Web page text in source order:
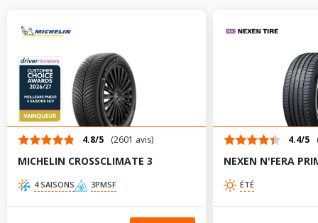
4.8/5 (2601 avis)
MICHELIN CROSSCLIMATE 3
4 SAISONS 3PMSF
4.4/5
NEXEN N'FERA
ÉTÉ